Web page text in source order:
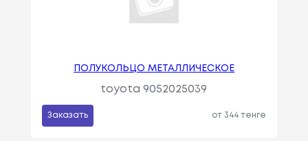
ПОЛУКОЛЬЦО МЕТАЛЛИЧЕСКОЕ
toyota 9052025039
Заказать от 344 тенге